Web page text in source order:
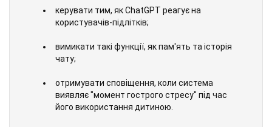
керувати тим, як ChatGPT реагує на
користувачів-підлітків;
вимикати такі функції, як пам'ять та історія
чату;
отримувати сповіщення, коли система
виявляє "момент гострого стресу" під час
його використання дитиною.